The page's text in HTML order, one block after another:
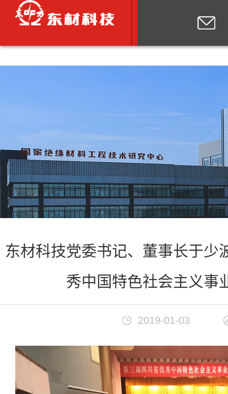
东材科技党委书记、董事长于少
秀中国特色社会主义事
2019-01-03